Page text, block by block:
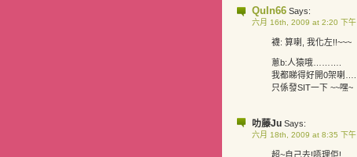
QuIn66 Says:
六月 16th, 2009 at 2:20 下午
襪: 算喇, 我化左!!~~~
蔥b:人猿哦……….
我都睇得好開0架喇….
只係發SIT一下 ~~嘿~
叻藤Ju Says:
六月 18th, 2009 at 8:35 下午
超~自己去!唔理佢!